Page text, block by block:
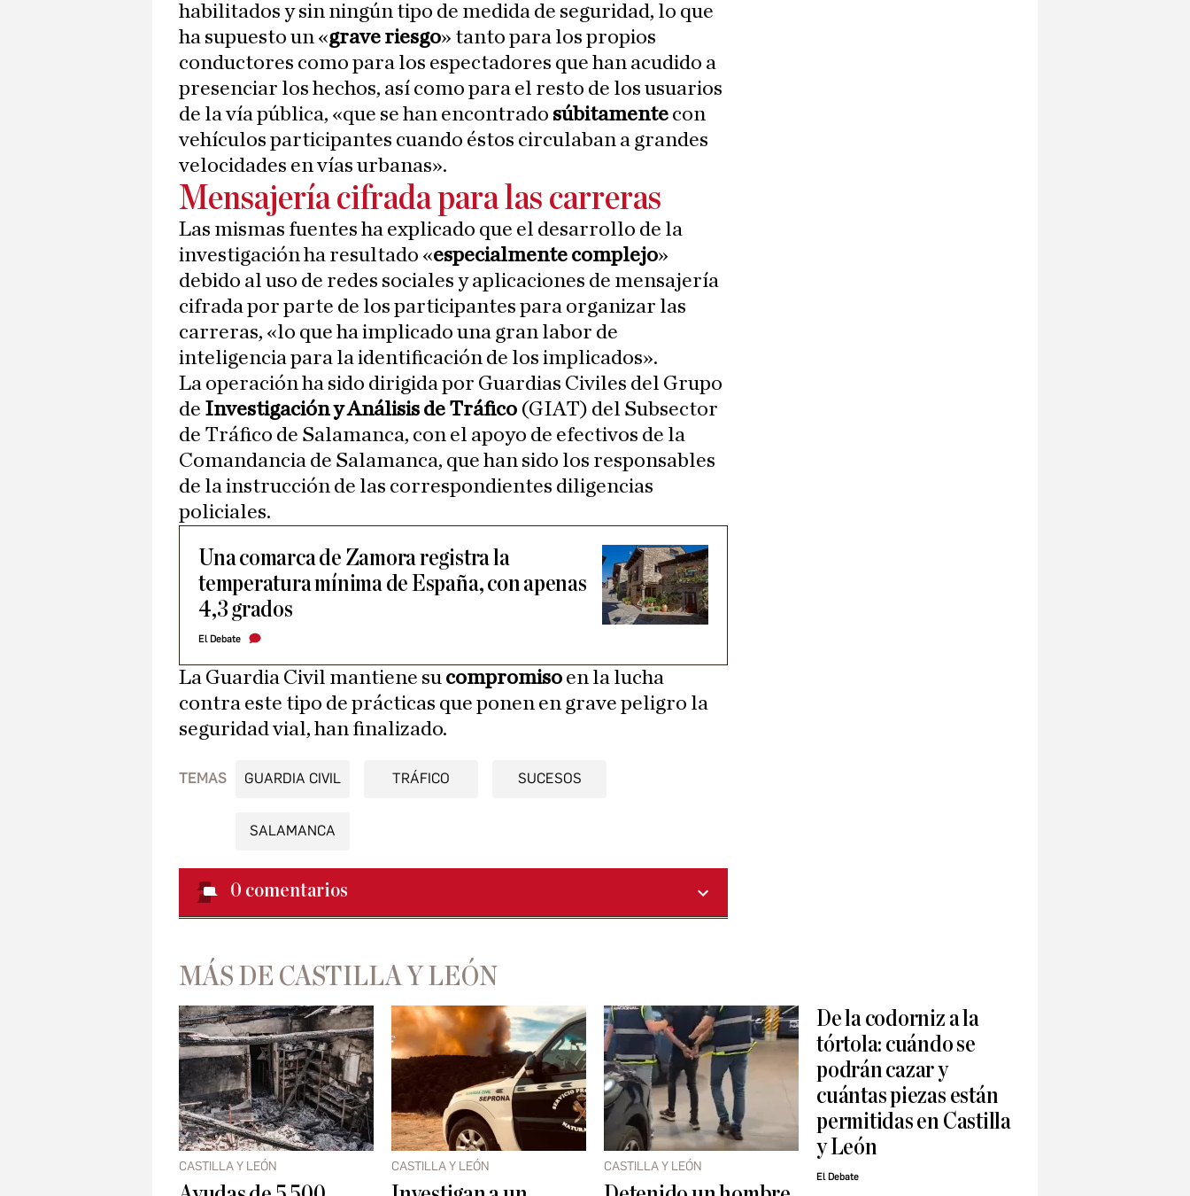
habilitados y sin ningún tipo de medida de seguridad, lo que
ha supuesto un «grave riesgo» tanto para los propios
conductores como para los espectadores que han acudido a
presenciar los hechos, así como para el resto de los usuarios
de la vía pública, «que se han encontrado súbitamente con
vehículos participantes cuando éstos circulaban a grandes
velocidades en vías urbanas».
Mensajería cifrada para las carreras
Las mismas fuentes ha explicado que el desarrollo de la
investigación ha resultado «especialmente complejo»
debido al uso de redes sociales y aplicaciones de mensajería
cifrada por parte de los participantes para organizar las
carreras, «lo que ha implicado una gran labor de
inteligencia para la identificación de los implicados».
La operación ha sido dirigida por Guardias Civiles del Grupo
de Investigación y Análisis de Tráfico (GIAT) del Subsector
de Tráfico de Salamanca, con el apoyo de efectivos de la
Comandancia de Salamanca, que han sido los responsables
de la instrucción de las correspondientes diligencias
policiales.
Una comarca de Zamora registra la
temperatura mínima de España, con apenas
4,3 grados
El Debate
La Guardia Civil mantiene su compromiso en la lucha
contra este tipo de prácticas que ponen en grave peligro la
seguridad vial, han finalizado.
TEMAS GUARDIA CIVIL TRÁFICO SUCESOS
SALAMANCA
0 comentarios
MÁS DE CASTILLA Y LEÓN
CASTILLA Y LEÓN CASTILLA Y LEÓN CASTILLA Y LEÓN
De la codorniz a la
tórtola: cuándo se
podrán cazar y
cuántas piezas están
permitidas en Castilla
y León
El Debate